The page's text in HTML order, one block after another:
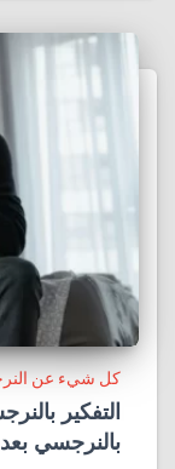
كل شيء عن
التفكير
بالنرجسي